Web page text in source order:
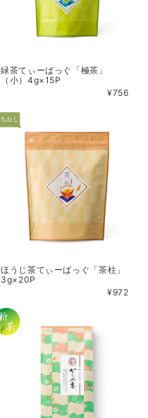
緑茶てぃーばっぐ「極茶」
（小）4g×15P
¥756
ほうじ茶てぃーばっぐ「茶柱」
3g×20P
¥972